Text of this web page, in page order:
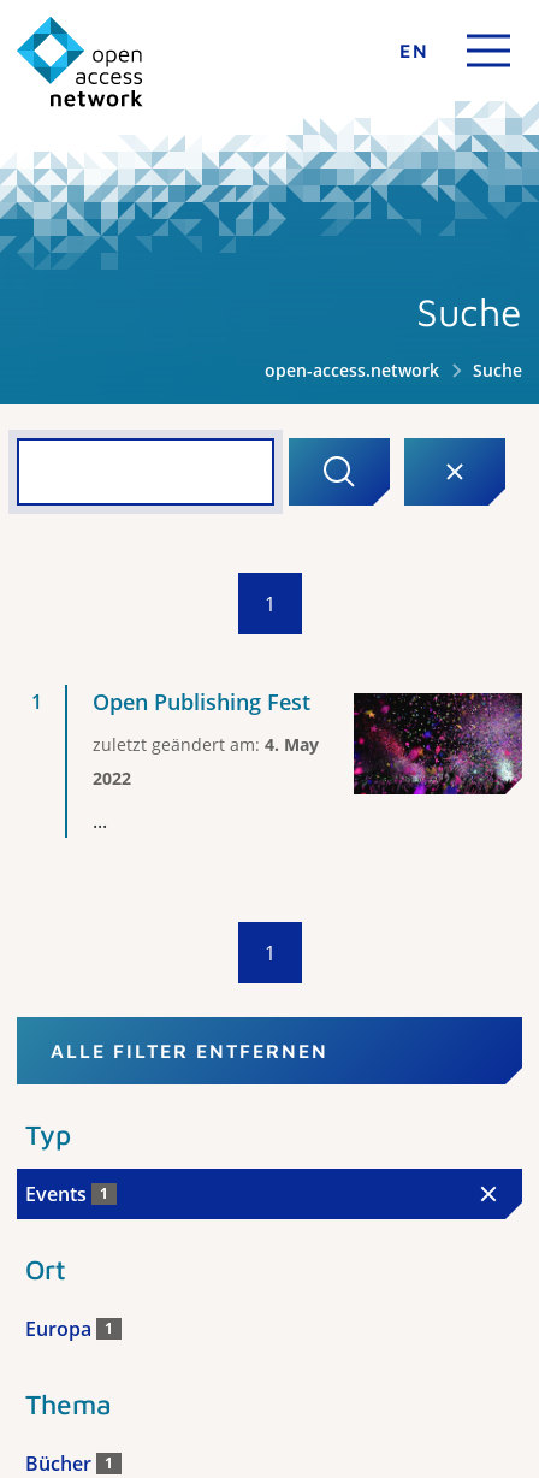
EN
Suche
open-access.network Suche
1
Open Publishing Fest
zuletzt geändert am: 4. May
2022
...
1
ALLE FILTER ENTFERNEN
Typ
Events 1
Ort
Europa 1
Thema
Bücher 1